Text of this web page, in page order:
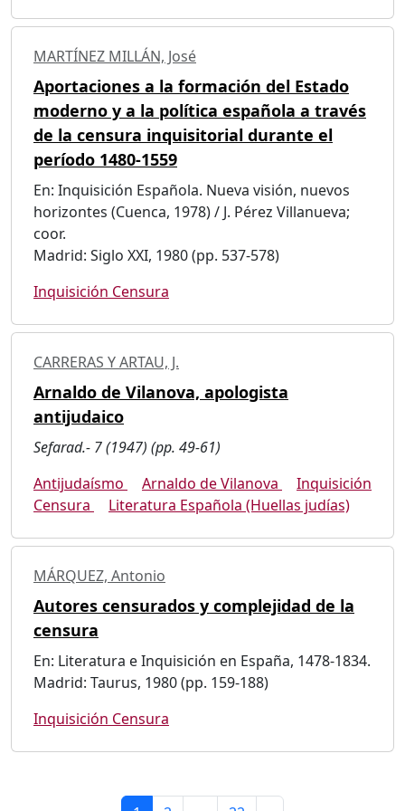
MARTÍNEZ MILLÁN, José
Aportaciones a la formación del Estado
moderno y a la política española a través
de la censura inquisitorial durante el
período 1480-1559
En: Inquisición Española. Nueva visión, nuevos
horizontes (Cuenca, 1978) / J. Pérez Villanueva;
coor.
Madrid: Siglo XXI, 1980 (pp. 537-578)
Inquisición Censura
CARRERAS Y ARTAU, J.
Arnaldo de Vilanova, apologista
antijudaico
Sefarad.- 7 (1947) (pp. 49-61)
Antijudaísmo
Arnaldo de Vilanova
Inquisición
Censura
Literatura Española (Huellas judías)
MÁRQUEZ, Antonio
Autores censurados y complejidad de la
censura
En: Literatura e Inquisición en España, 1478-1834.
Madrid: Taurus, 1980 (pp. 159-188)
Inquisición Censura